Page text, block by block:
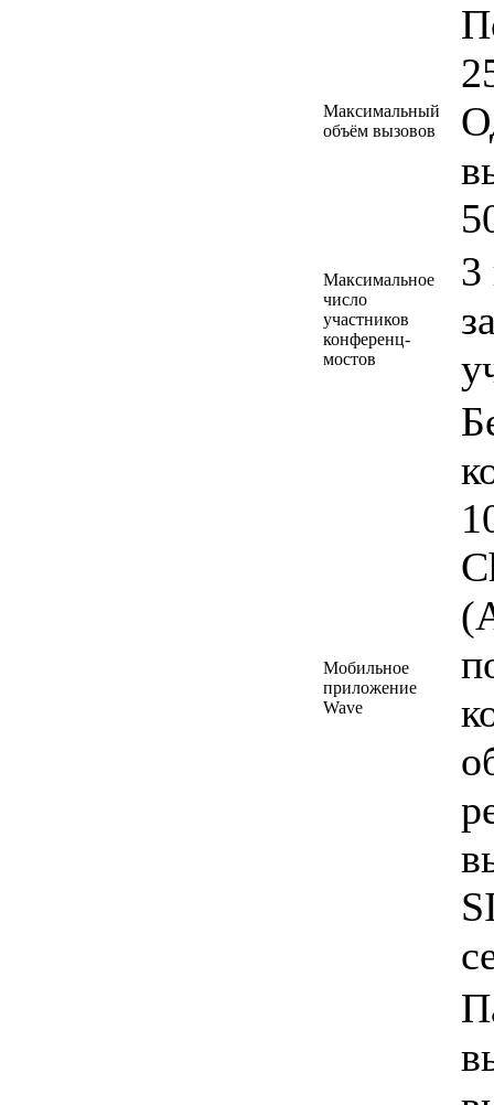
Максимальный
объём вызовов
Максимальное
число
участников
конференц-
мостов
3
Мобильное
приложение
Wave